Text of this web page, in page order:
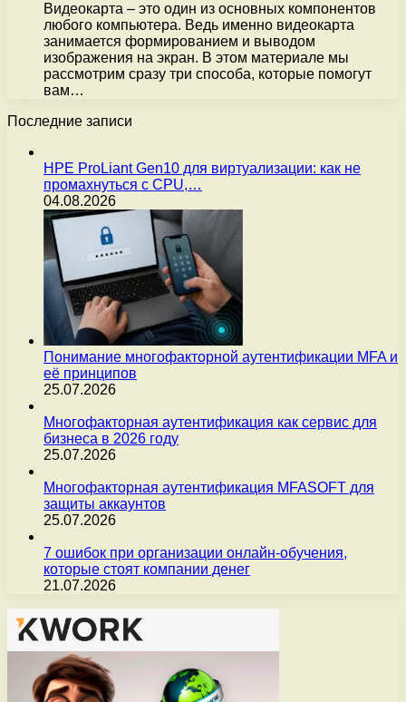
Видеокарта – это один из основных компонентов
любого компьютера. Ведь именно видеокарта
занимается формированием и выводом
изображения на экран. В этом материале мы
рассмотрим сразу три способа, которые помогут
вам…
Последние записи
HPE ProLiant Gen10 для виртуализации: как не
промахнуться с CPU,…
04.08.2026
Понимание многофакторной аутентификации MFA и
её принципов
25.07.2026
Многофакторная аутентификация как сервис для
бизнеса в 2026 году
25.07.2026
Многофакторная аутентификация MFASOFT для
защиты аккаунтов
25.07.2026
7 ошибок при организации онлайн-обучения,
которые стоят компании денег
21.07.2026